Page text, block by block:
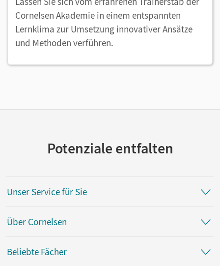
Cornelsen Akademie in einem entspannten
Lernklima zur Umsetzung innovativer Ansätze
und Methoden verführen.
Potenziale entfalten
Unser Service für Sie
Über Cornelsen
Beliebte Fächer